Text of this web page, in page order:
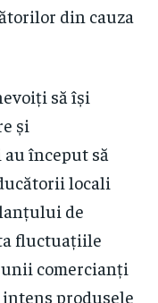
din cauza
să își
și
început să
locali
de
fluctuațiile
comercianți
produsele